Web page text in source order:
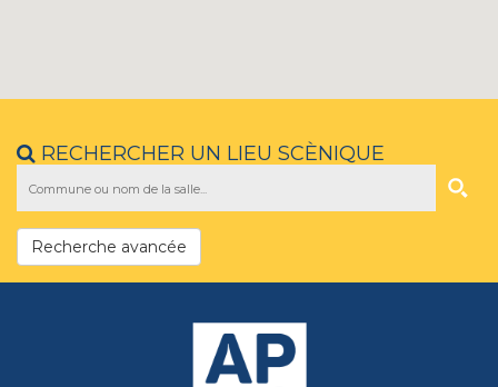
RECHERCHER UN LIEU SCÈNIQUE
Recherche avancée